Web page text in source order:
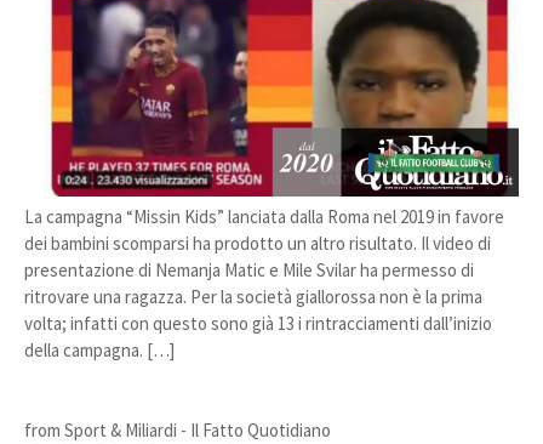
La campagna “Missin Kids” lanciata dalla Roma nel 2019 in favore
dei bambini scomparsi ha prodotto un altro risultato. Il video di
presentazione di Nemanja Matic e Mile Svilar ha permesso di
ritrovare una ragazza. Per la società giallorossa non è la prima
volta; infatti con questo sono già 13 i rintracciamenti dall’inizio
della campagna. […]
from Sport & Miliardi - Il Fatto Quotidiano